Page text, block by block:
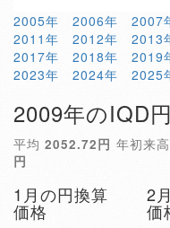
2005年 2006年 2007
2011年
2012年 2013
2017年
2018年 2019
2023年
2024年 2025
2009年のIQD
平均 2052.72円 年初来
円
1月の円換算
価格
2
価